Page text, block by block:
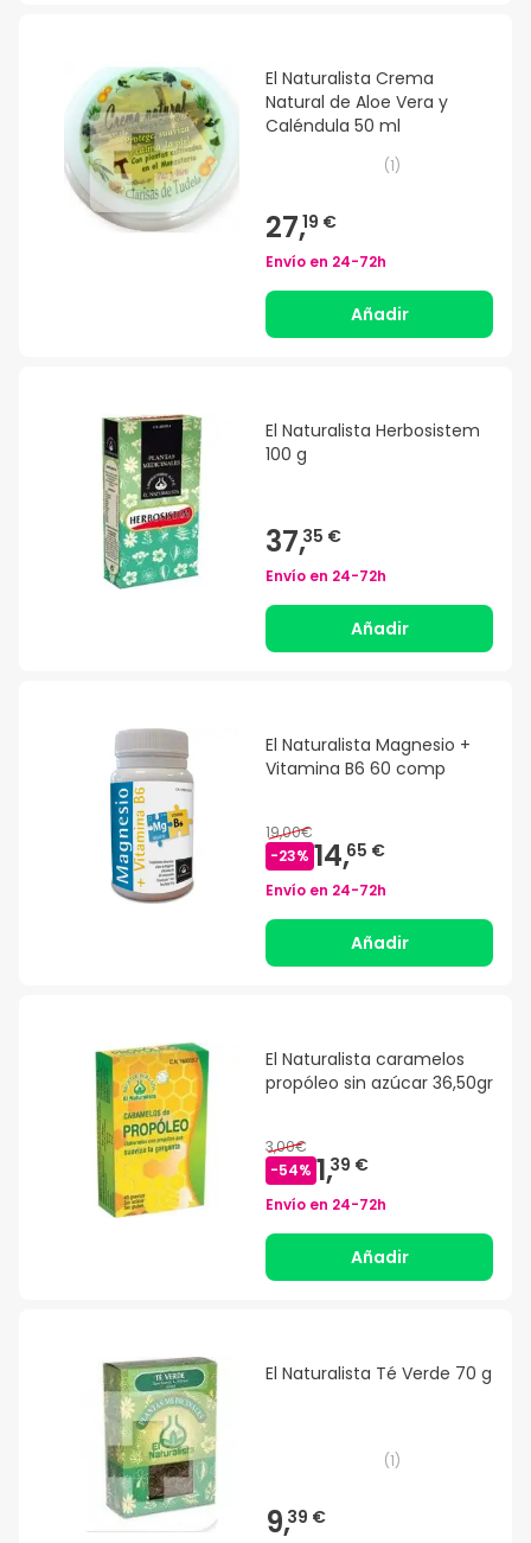
El Naturalista Crema
Natural de Aloe Vera y
Caléndula 50 ml
(1)
27,19 €
Envío en 24-72h
Añadir
El Naturalista Herbosistem
100 g
37,35 €
Envío en 24-72h
Añadir
El Naturalista Magnesio +
Vitamina B6 60 comp
19,00€
-23% 14,65 €
Envío en 24-72h
Añadir
El Naturalista caramelos
propóleo sin azúcar 36,50gr
3,00€
-54% 1,39 €
Envío en 24-72h
Añadir
El Naturalista Té Verde 70 g
(1)
9,39 €